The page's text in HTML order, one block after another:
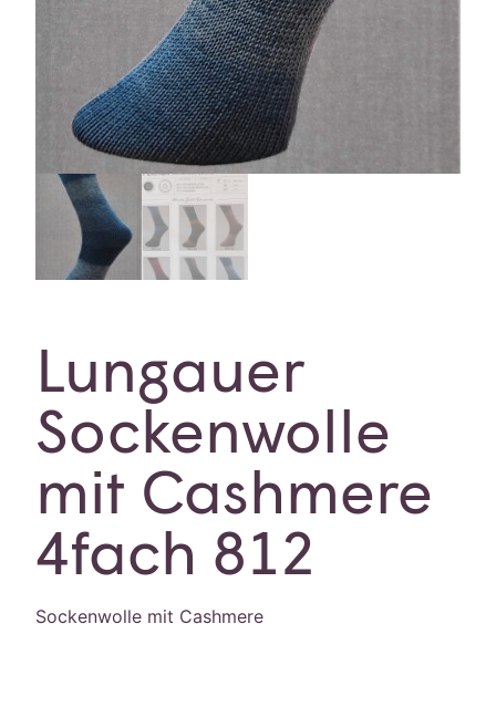
Lungauer
Sockenwolle
mit Cashmere
4fach 812
Sockenwolle mit Cashmere